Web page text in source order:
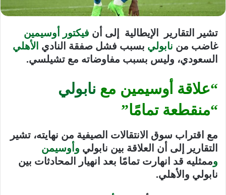
تشير التقارير الإيطالية إلى أن فيكتور أوسيمين
غاضب من نابولي بسبب فشل صفقة النادي الأهلي
السعودي، وليس بسبب مفاوضاته مع تشيلسي.
“علاقة أوسيمين مع نابولي
“منقطعة تمامًا”
مع اقتراب سوق الانتقالات الصيفية من نهايته، تشير
التقارير إلى أن العلاقة بين نابولي وأوسيمن
وممثليه قد انهارت تمامًا بعد انهيار المحادثات بين
نابولي والأهلي.